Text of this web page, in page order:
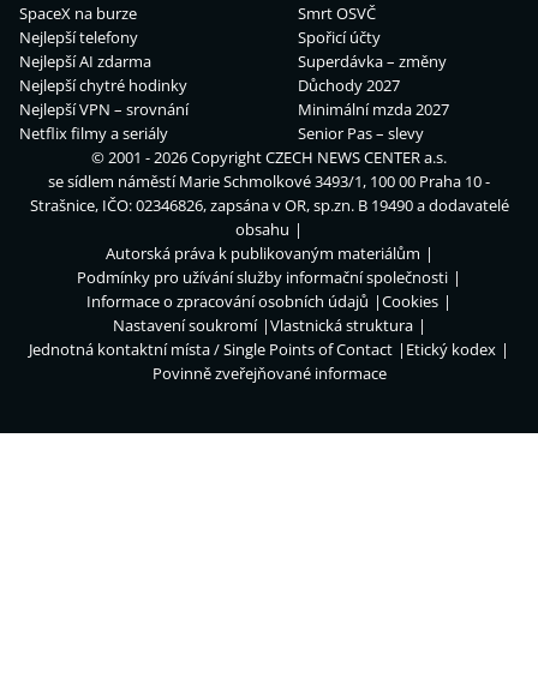
SpaceX na burze
Nejlepší telefony
Nejlepší AI zdarma
Nejlepší chytré hodinky
Nejlepší VPN – srovnání
Netflix filmy a seriály
Smrt OSVČ
Spořicí účty
Superdávka – změny
Důchody 2027
Minimální mzda 2027
Senior Pas – slevy
© 2001 - 2026 CopyrightCZECH NEWS CENTER a.s.
se sídlem náměstí Marie Schmolkové 3493/1, 100 00 Praha 10 -
Strašnice, IČO: 02346826, zapsána v OR, sp.zn. B 19490 a dodavatelé
obsahu
Autorská práva k publikovaným materiálům
Podmínky pro užívání služby informační společnosti
Informace o zpracování osobních údajů
Cookies
Nastavení soukromí
Vlastnická struktura
Jednotná kontaktní místa / Single Points of Contact
Etický kodex
Povinně zveřejňované informace